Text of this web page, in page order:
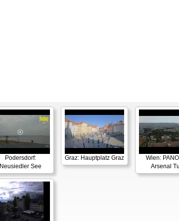
Podersdorf:
Neusiedler See
Graz: Hauptplatz Graz
Wien:
Arsenal